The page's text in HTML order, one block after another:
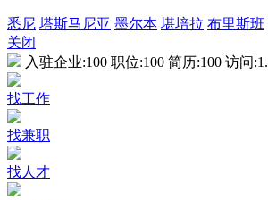
悉尼 塔斯马尼亚 墨尔本 堪培拉 布里斯班
关闭
入驻企业:100 职位:100 简历:100 访问:
找工作
找兼职
找人才